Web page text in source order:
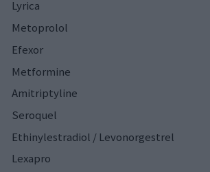
Lyrica
Metoprolol
Efexor
Metformine
Amitriptyline
Seroquel
Ethinylestradiol / Levonorgestrel
Lexapro